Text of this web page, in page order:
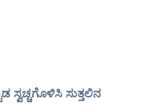
ಸುತ್ತಲಿನ